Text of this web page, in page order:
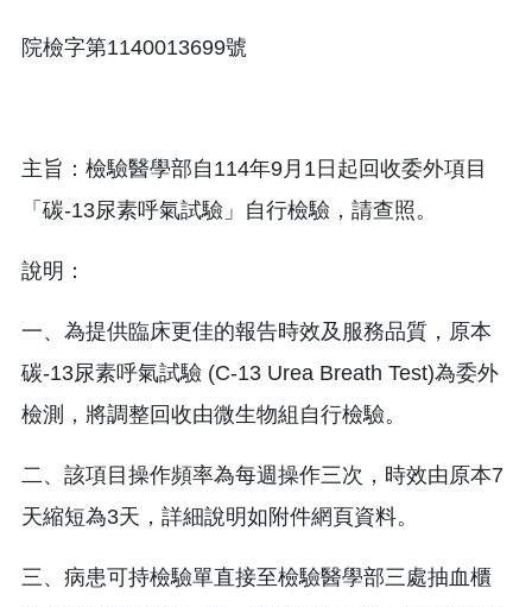
院檢字第1140013699號
主旨：檢驗醫學部自114年9月1日起回收委外項目
「碳-13尿素呼氣試驗」自行檢驗，請查照。
說明：
一、為提供臨床更佳的報告時效及服務品質，原本
碳-13尿素呼氣試驗 (C-13 Urea Breath Test)為委外
檢測，將調整回收由微生物組自行檢驗。
二、該項目操作頻率為每週操作三次，時效由原本7
天縮短為3天，詳細說明如附件網頁資料。
三、病患可持檢驗單直接至檢驗醫學部三處抽血櫃